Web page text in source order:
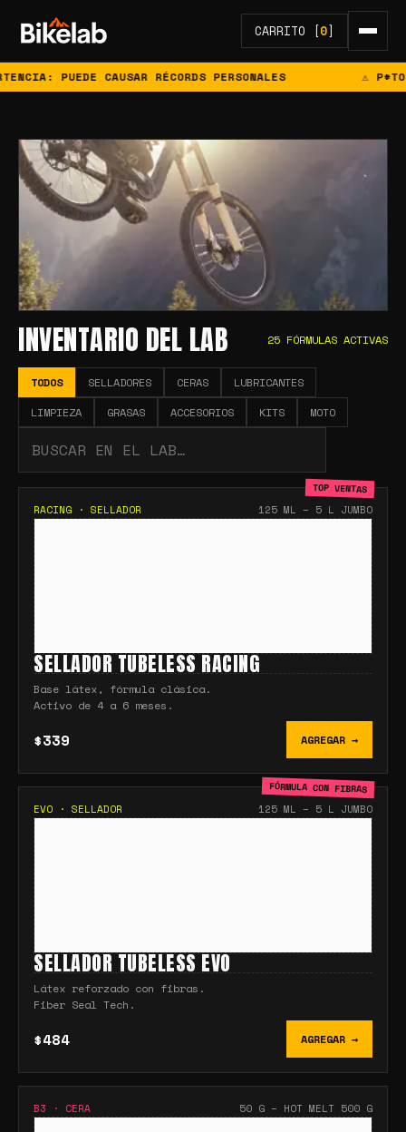
CARRITO [0]
CAUSAR RÉCORDS PERSONALES ⚠ P*TO EL
INVENTARIO DEL LAB 25 FÓRMULAS ACTIVAS
TODOS SELLADORES CERAS
LUBRICANTES
LIMPIEZA
GRASAS ACCESORIOS KITS MOTO
TOP VENTAS
RACING · SELLADOR 125 ML – 5 L JUMBO
SELLADOR TUBELESS RACING
Base látex, fórmula clásica.
Activo de 4 a 6 meses.
$339 AGREGAR →
FÓRMULA CON FIBRAS
EVO · SELLADOR 125 ML – 5 L JUMBO
SELLADOR TUBELESS EVO
Látex reforzado con fibras.
Fiber Seal Tech.
$484 AGREGAR →
B3 · CERA 50 G – HOT MELT 500 G